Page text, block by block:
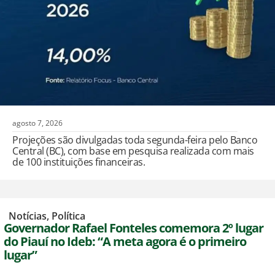
agosto 7, 2026
Projeções são divulgadas toda segunda-feira pelo Banco
Central (BC), com base em pesquisa realizada com mais
de 100 instituições financeiras.
Notícias, Política
Governador Rafael Fonteles comemora 2º lugar
do Piauí no Ideb: “A meta agora é o primeiro
lugar”